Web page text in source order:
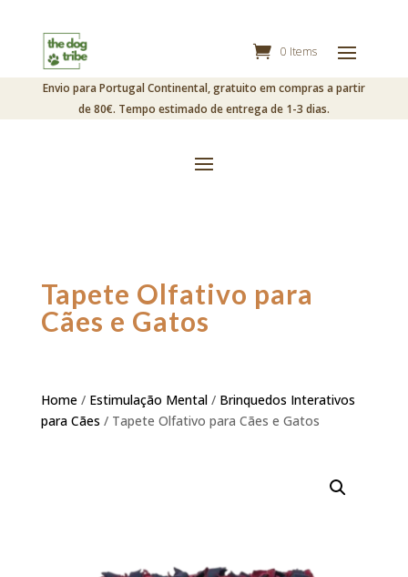
0 Items
Envio para Portugal Continental, gratuito em compras a partir
de 80€. Tempo estimado de entrega de 1-3 dias.
Tapete Olfativo para
Cães e Gatos
Home/ Estimulação Mental/ Brinquedos Interativos
para Cães / Tapete Olfativo para Cães e Gatos